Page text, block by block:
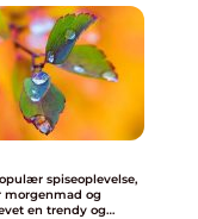
indkvartering
spiseoplevelse,
morgenmad og
en trendy og